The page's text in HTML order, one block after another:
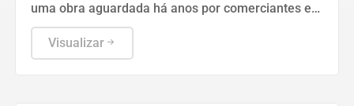
uma obra aguardada há anos por comerciantes e
consumidores, com entregas previstas dentro da
programação dos 163 anos do município.
Visualizar